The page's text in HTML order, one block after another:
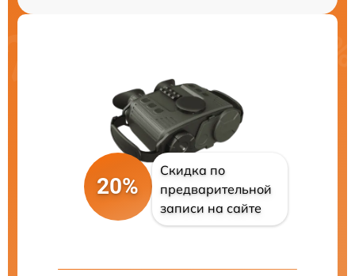
20%
Скидка по
предварительной
записи на сайте